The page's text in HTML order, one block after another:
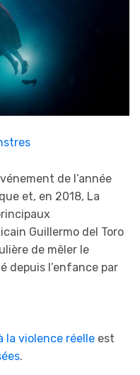
de l’année
et, en 2018, La
Guillermo del Toro
de mêler le
depuis l’enfance par
la violence réelle est
.